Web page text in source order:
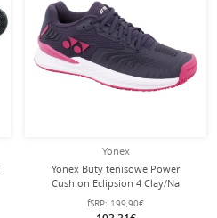
Yonex
Yonex Buty tenisowe Power
Cushion Eclipsion 4 Clay/Na
korty/Stabilność granatowe
Damskie
fSRP: 199,90€